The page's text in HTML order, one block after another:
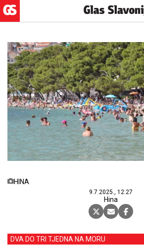
HINA
9.7.2025., 12:27
Hina
DVA DO TRI TJEDNA NA MORU